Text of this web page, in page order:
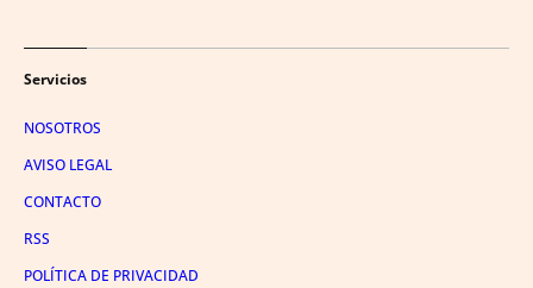
Servicios
NOSOTROS
AVISO LEGAL
CONTACTO
RSS
POLÍTICA DE PRIVACIDAD